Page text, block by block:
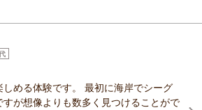
める体験です。 最初に海岸でシーグ
が想像よりも数多く見つけることがで